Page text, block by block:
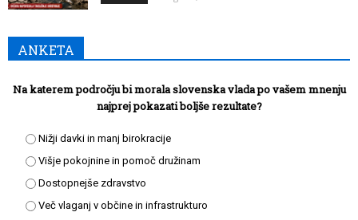
ANKETA
Na katerem področju bi morala slovenska vlada po vašem mnenju
najprej pokazati boljše rezultate?
Nižji davki in manj birokracije
Višje pokojnine in pomoč družinam
Dostopnejše zdravstvo
Več vlaganj v občine in infrastrukturo